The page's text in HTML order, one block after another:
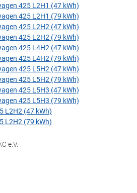
425 L2H1 (47 kWh)
425 L2H1 (79 kWh)
425 L2H2 (47 kWh)
425 L2H2 (79 kWh)
425 L4H2 (47 kWh)
425 L4H2 (79 kWh)
425 L5H2 (47 kWh)
425 L5H2 (79 kWh)
425 L5H3 (47 kWh)
425 L5H3 (79 kWh)
L2H2 (47 kWh)
L2H2 (79 kWh)
e.V.